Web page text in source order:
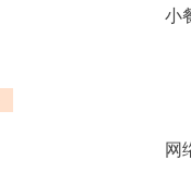
小
网